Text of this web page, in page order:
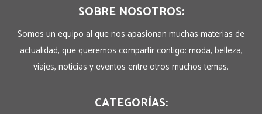
SOBRE NOSOTROS:
Somos un equipo al que nos apasionan muchas materias de
actualidad, que queremos compartir contigo: moda, belleza,
viajes, noticias y eventos entre otros muchos temas.
CATEGORÍAS: